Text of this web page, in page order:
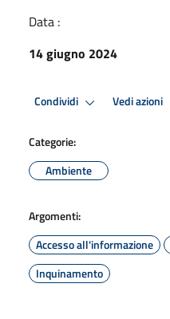
Data :
14 giugno 2024
Condividi Vedi azioni
Categorie:
Ambiente
Argomenti:
Accesso all'informazione
Inquinamento